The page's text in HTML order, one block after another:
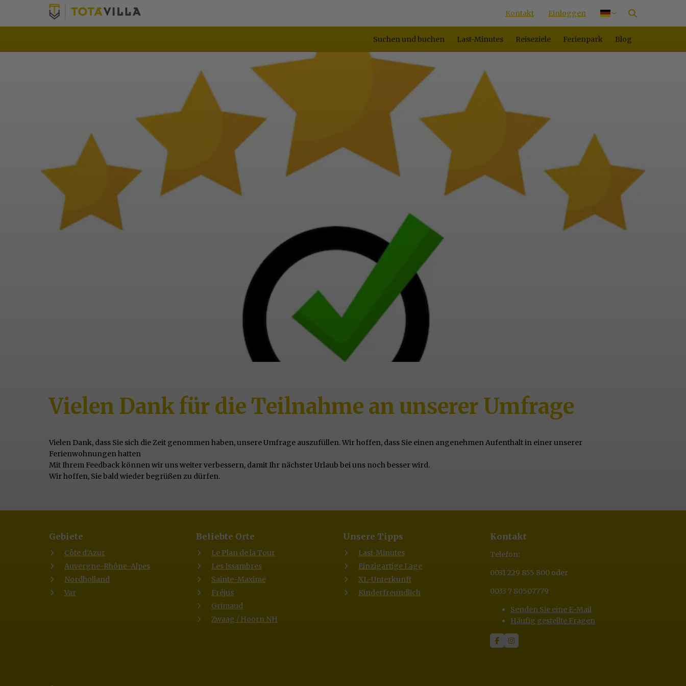
Kontakt Einloggen
Nederlands
English
Français
Suchen und buchen Last-Minutes Reiseziele Ferienpark Blog
Vielen Dank für die Teilnahme an unserer Umfrage
Vielen Dank, dass Sie sich die Zeit genommen haben, unsere Umfrage auszufüllen. Wir hoffen, dass Sie einen angenehmen Aufenthalt in einer unserer
Ferienwohnungen hatten
Mit Ihrem Feedback können wir uns weiter verbessern, damit Ihr nächster Urlaub bei uns noch besser wird.
Wir hoffen, Sie bald wieder begrüßen zu dürfen.
Gebiete
Côte d'Azur
Auvergne-Rhône-Alpes
Nordholland
Var
Beliebte Orte
Le Plan de la Tour
Les Issambres
Sainte-Maxime
Fréjus
Grimaud
Zwaag / Hoorn NH
Unsere Tipps
Last-Minutes
Einzigartige Lage
XL-Unterkunft
Kinderfreundlich
Kontakt
Telefon:
0031 229 855 800 oder
0033 7 80507779
Senden Sie eine E-Mail
Häufig gestellte Fragen